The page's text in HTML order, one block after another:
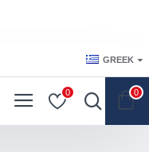
GREEK
0 0